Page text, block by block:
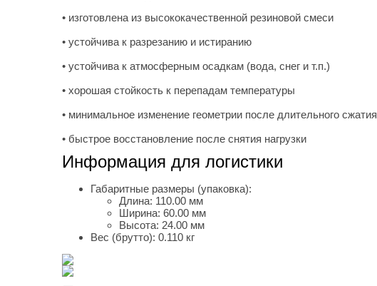
• изготовлена из высококачественной резиновой смеси
• устойчива к разрезанию и истиранию
• устойчива к атмосферным осадкам (вода, снег и т.п.)
• хорошая стойкость к перепадам температуры
• минимальное изменение геометрии после длительного сжатия
• быстрое восстановление после снятия нагрузки
Информация для логистики
Габаритные размеры (упаковка):
Длина: 110.00 мм
Ширина: 60.00 мм
Высота: 24.00 мм
Вес (брутто): 0.110 кг